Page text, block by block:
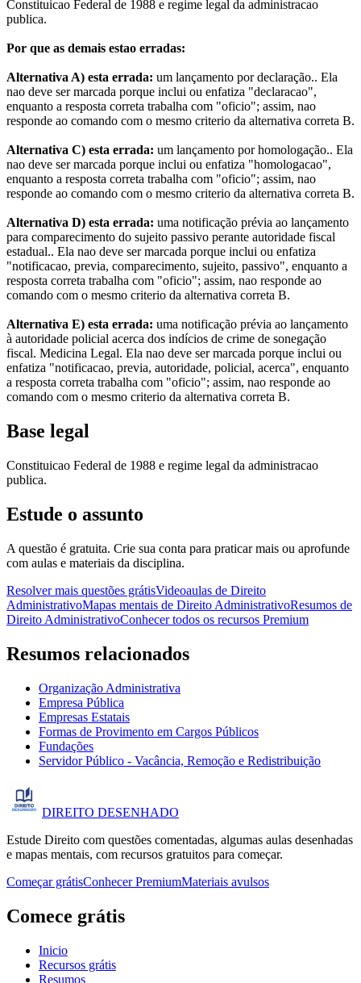
Constituicao Federal de 1988 e regime legal da administracao
publica.
Por que as demais estao erradas:
Alternativa A) esta errada: um lançamento por declaração.. Ela
nao deve ser marcada porque inclui ou enfatiza "declaracao",
enquanto a resposta correta trabalha com "oficio"; assim, nao
responde ao comando com o mesmo criterio da alternativa correta B.
Alternativa C) esta errada: um lançamento por homologação.. Ela
nao deve ser marcada porque inclui ou enfatiza "homologacao",
enquanto a resposta correta trabalha com "oficio"; assim, nao
responde ao comando com o mesmo criterio da alternativa correta B.
Alternativa D) esta errada: uma notificação prévia ao lançamento
para comparecimento do sujeito passivo perante autoridade fiscal
estadual.. Ela nao deve ser marcada porque inclui ou enfatiza
"notificacao, previa, comparecimento, sujeito, passivo", enquanto a
resposta correta trabalha com "oficio"; assim, nao responde ao
comando com o mesmo criterio da alternativa correta B.
Alternativa E) esta errada: uma notificação prévia ao lançamento
à autoridade policial acerca dos indícios de crime de sonegação
fiscal. Medicina Legal. Ela nao deve ser marcada porque inclui ou
enfatiza "notificacao, previa, autoridade, policial, acerca", enquanto
a resposta correta trabalha com "oficio"; assim, nao responde ao
comando com o mesmo criterio da alternativa correta B.
Base legal
Constituicao Federal de 1988 e regime legal da administracao
publica.
Estude o assunto
A questão é gratuita. Crie sua conta para praticar mais ou aprofunde
com aulas e materiais da disciplina.
Resolver mais questões grátisVideoaulas de Direito
AdministrativoMapas mentais de Direito AdministrativoResumos de
Direito AdministrativoConhecer todos os recursos Premium
Resumos relacionados
Organização Administrativa
Empresa Pública
Empresas Estatais
Formas de Provimento em Cargos Públicos
Fundações
Servidor Público - Vacância, Remoção e Redistribuição
DIREITO DESENHADO
Estude Direito com questões comentadas, algumas aulas desenhadas
e mapas mentais, com recursos gratuitos para começar.
Começar grátisConhecer PremiumMateriais avulsos
Comece grátis
Inicio
Recursos grátis
Resumos